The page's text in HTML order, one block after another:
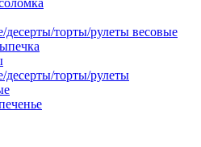
торты/рулеты весовые
торты/рулеты